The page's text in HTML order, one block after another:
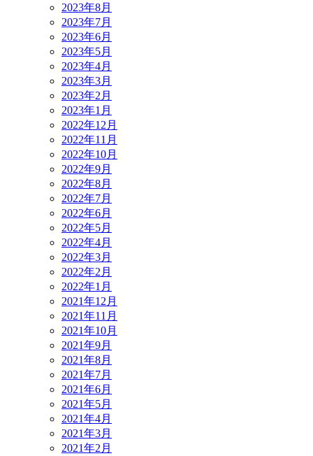
2023年8月
2023年7月
2023年6月
2023年5月
2023年4月
2023年3月
2023年2月
2023年1月
2022年12月
2022年11月
2022年10月
2022年9月
2022年8月
2022年7月
2022年6月
2022年5月
2022年4月
2022年3月
2022年2月
2022年1月
2021年12月
2021年11月
2021年10月
2021年9月
2021年8月
2021年7月
2021年6月
2021年5月
2021年4月
2021年3月
2021年2月